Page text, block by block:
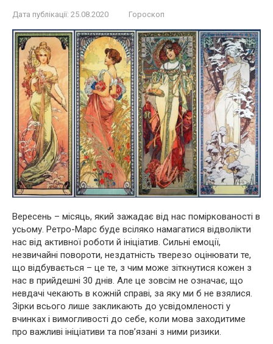
Дата публікації: 25.08.2020 Гороскоп
Вересень – місяць, який зажадає від нас поміркованості в
усьому. Ретро-Марс буде всіляко намагатися відволікти
нас від активної роботи й ініціатив. Сильні емоції,
незвичайні повороти, нездатність тверезо оцінювати те,
що відбувається – це те, з чим може зіткнутися кожен з
нас в прийдешні 30 днів. Але це зовсім не означає, що
невдачі чекають в кожній справі, за яку ми б не взялися.
Зірки всього лише закликають до усвідомленості у
вчинках і вимогливості до себе, коли мова заходитиме
про важливі ініціативи та пов’язані з ними ризики.